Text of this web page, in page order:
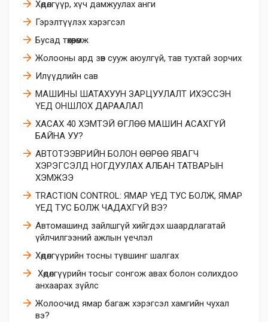
​Хөдөлгүүр, хүч дамжуулах анги
​Гэрэлтүүлэх хэрэгсэл
Бусад төхөөрөмж
Жолооны ард зөв сууж аюулгүй, тав тухтай зорчих
Илүүдлийн сав
МАШИНЫ ШАТАХУУН ЗАРЦУУЛАЛТ ИХЭССЭН
ҮЕД ОНШЛОХ ДАРААЛАЛ
ХАСАХ 40 ХЭМТЭЙ ӨГЛӨӨ МАШИН АСАХГҮЙ
БАЙНА УУ?
АВТОТЭЭВРИЙН БОЛОН ӨӨРӨӨ ЯВАГЧ
ХЭРЭГСЭЛД НОГДУУЛАХ АЛБАН ТАТВАРЫН
ХЭМЖЭЭ
TRACTION CONTROL: ЯМАР ҮЕД ТУС БОЛЖ, ЯМАР
ҮЕД ТУС БОЛЖ ЧАДАХГҮЙ ВЭ?
Автомашинд зайлшгүй хийгдэх шаардлагатай
үйлчилгээний ажлын үечлэл
Хөдөлгүүрийн тосны түвшинг шалгах
​ Хөдөлгүүрийн тосыг сонгож авах болон солихдоо
анхаарах зүйлс
​Жолоочид ямар багаж хэрэгсэл хамгийн чухал
вэ?